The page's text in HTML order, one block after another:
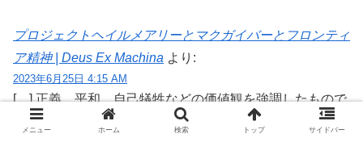
プロジェクトヘイルメアリーとマクガイバーとフロンティ
ア精神 | Deus Ex Machina より:
2023年6月25日 4:15 AM
[…] 正義、平和、自己犠牲などの価値観を強調したもので
あり、”キリスト教の核心を読む「アウグスティヌス」告
メニュー ホーム 検索 トップ サイドバー